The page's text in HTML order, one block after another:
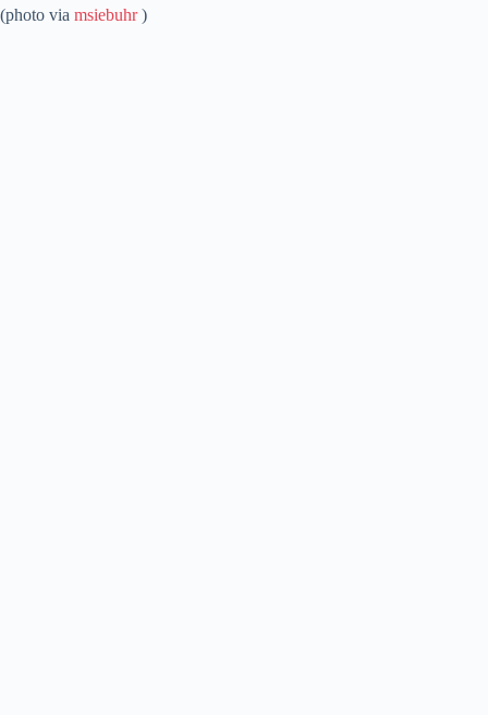
(photo via msiebuhr)